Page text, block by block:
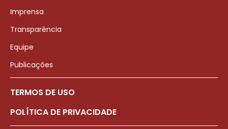
Imprensa
Transparência
Equipe
Publicações
TERMOS DE USO
POLÍTICA DE PRIVACIDADE